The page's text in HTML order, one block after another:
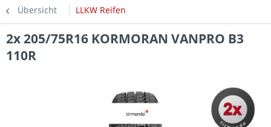
Übersicht LLKW Reifen
2x 205/75R16 KORMORAN VANPRO B3
110R